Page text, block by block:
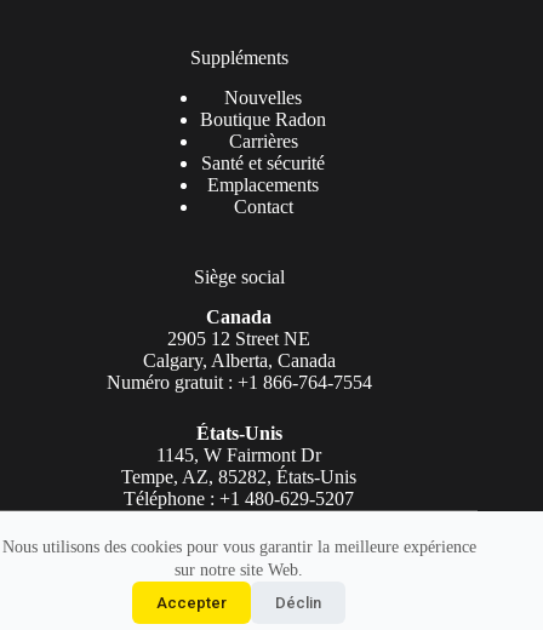
Nous utilisons des cookies pour vous garantir la meilleure expérience
sur notre site Web.
Accepter
Déclin
Suppléments
Nouvelles
Boutique Radon
Carrières
Santé et sécurité
Emplacements
Contact
Siège social
Canada
2905 12 Street NE
Calgary, Alberta, Canada
Numéro gratuit : +1 866-764-7554
États-Unis
1145, W Fairmont Dr
Tempe, AZ, 85282, États-Unis
Téléphone : +1 480-629-5207
Copyright © AGAT Laboratories 2026. Tous droits réservés.
Déclaration d'accessibilité
Conditions d'utilisation |Logo AGAT